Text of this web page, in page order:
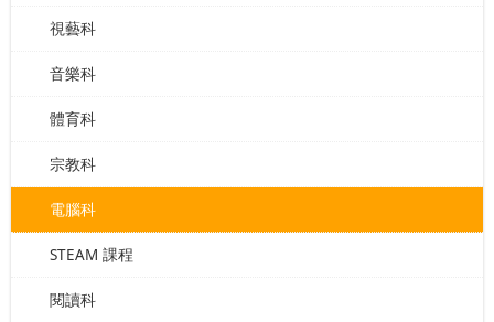
視藝科
音樂科
體育科
宗教科
電腦科
STEAM 課程
閱讀科